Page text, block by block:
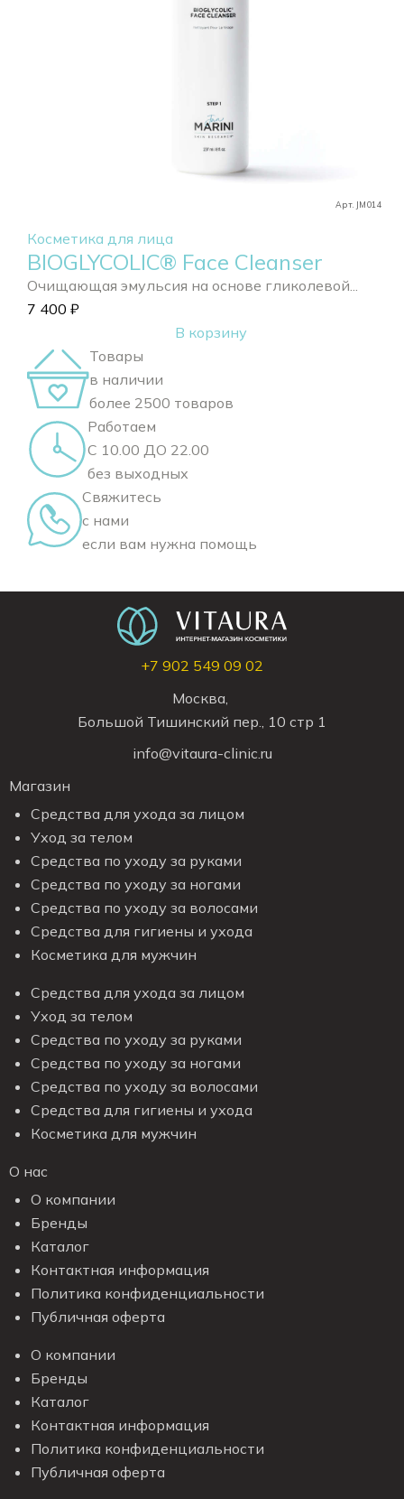
Арт. JM014
Косметика для лица
BIOGLYCOLIC® Face Cleanser
Очищающая эмульсия на основе гликолевой...
7 400 ₽
В корзину
Товары
в наличии
более 2500 товаров
Работаем
С 10.00 ДО 22.00
без выходных
Свяжитесь
с нами
если вам нужна помощь
+7 902 549 09 02
Москва,
Большой Тишинский пер., 10 стр 1
info@vitaura-clinic.ru
Магазин
Средства для ухода за лицом
Уход за телом
Средства по уходу за руками
Средства по уходу за ногами
Средства по уходу за волосами
Средства для гигиены и ухода
Косметика для мужчин
Средства для ухода за лицом
Уход за телом
Средства по уходу за руками
Средства по уходу за ногами
Средства по уходу за волосами
Средства для гигиены и ухода
Косметика для мужчин
О нас
О компании
Бренды
Каталог
Контактная информация
Политика конфиденциальности
Публичная оферта
О компании
Бренды
Каталог
Контактная информация
Политика конфиденциальности
Публичная оферта